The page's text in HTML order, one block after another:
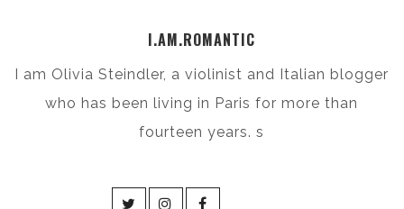
I.AM.ROMANTIC
I am Olivia Steindler, a violinist and Italian blogger
who has been living in Paris for more than
fourteen years. s